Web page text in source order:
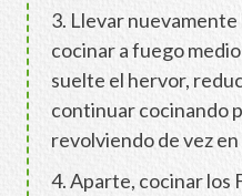
3. Llevar
cocinar a fuego
suelte el hervor,
continuar cocinando
revolviendo de vez
4. Aparte, cocinar los